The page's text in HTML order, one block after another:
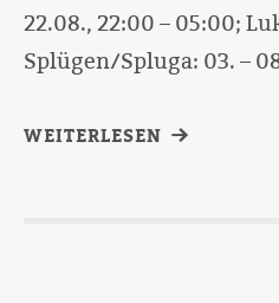
22.08., 22:00 – 05:00;
Splügen/Spluga: 03. –
WEITERLESEN